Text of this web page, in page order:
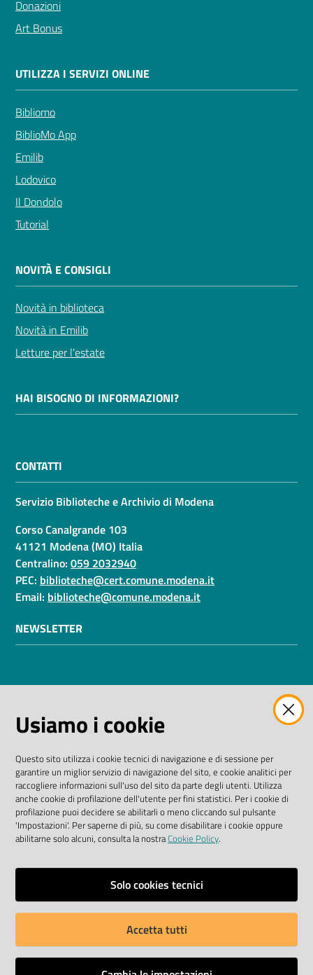
Donazioni
Art Bonus
UTILIZZA I SERVIZI ONLINE
Bibliomo
BiblioMo App
Emilib
Lodovico
Il Dondolo
Tutorial
NOVITÀ E CONSIGLI
Novità in biblioteca
Novità in Emilib
Letture per l'estate
HAI BISOGNO DI INFORMAZIONI?
CONTATTI
Servizio Biblioteche e Archivio di Modena
Corso Canalgrande 103
41121 Modena (MO) Italia
Centralino: 059 2032940
PEC: biblioteche@cert.comune.modena.it
Email: biblioteche@comune.modena.it
NEWSLETTER
I dati personali pubblicati sono riutilizzabili solo alle
2003/98/CE e dal D. Lgs. n. 36/2006
SEGUICI SU
Facebook Biblioteche
Instagram
TwitterYouTube
Scarica le app
Dichiarazione di accessibilità
Usiamo i cookie
Questo sito utilizza i cookie tecnici di navigazione e di sessione per
garantire un miglior servizio di navigazione del sito, e cookie analitici per
raccogliere informazioni sull'uso del sito da parte degli utenti. Utilizza
anche cookie di profilazione dell'utente per fini statistici. Per i cookie di
profilazione puoi decidere se abilitarli o meno cliccando sul pulsante
'Impostazioni'. Per saperne di più, su come disabilitare i cookie oppure
abilitarne solo alcuni, consulta la nostraCookie Policy.
Solo cookies tecnici
Accetta tutti